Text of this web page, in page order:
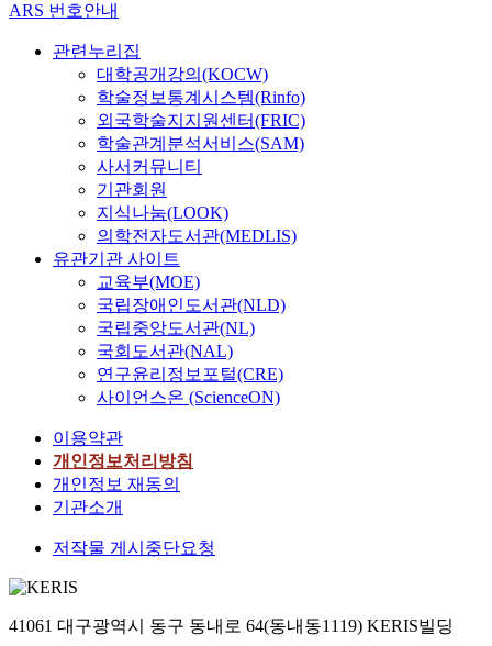
ARS 번호안내
관련누리집
대학공개강의(KOCW)
학술정보통계시스템(Rinfo)
외국학술지지원센터(FRIC)
학술관계분석서비스(SAM)
사서커뮤니티
기관회원
지식나눔(LOOK)
의학전자도서관(MEDLIS)
유관기관 사이트
교육부(MOE)
국립장애인도서관(NLD)
국립중앙도서관(NL)
국회도서관(NAL)
연구윤리정보포털(CRE)
사이언스온 (ScienceON)
이용약관
개인정보처리방침
개인정보 재동의
기관소개
저작물 게시중단요청
41061 대구광역시 동구 동내로 64(동내동1119) KERIS빌딩